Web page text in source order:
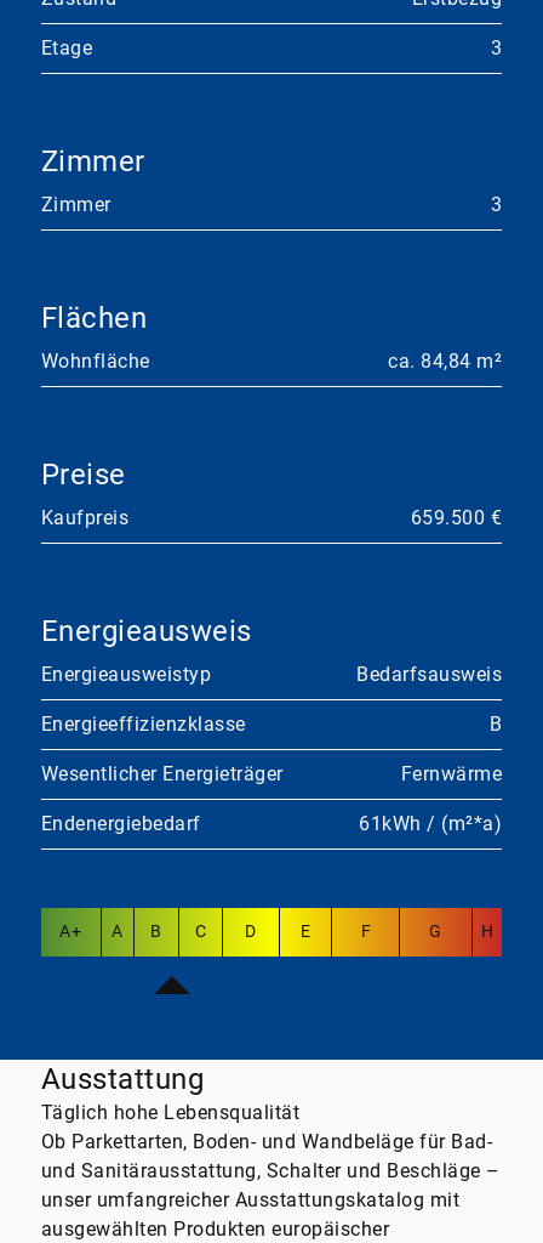
Etage 3
Zimmer
Zimmer 3
Flächen
Wohnfläche ca. 84,84 m²
Preise
Kaufpreis 659.500 €
Energieausweis
Energieausweistyp Bedarfsausweis
Energieeffizienzklasse B
Wesentlicher Energieträger Fernwärme
Endenergiebedarf 61kWh / (m²*a)
A+ A B C D E F G H
Ausstattung
Täglich hohe Lebensqualität
Ob Parkettarten, Boden- und Wandbeläge für Bad-
und Sanitärausstattung, Schalter und Beschläge –
unser umfangreicher Ausstattungskatalog mit
ausgewählten Produkten europäischer